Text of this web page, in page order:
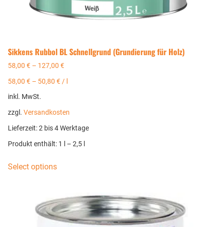
Sikkens Rubbol BL Schnellgrund (Grundierung für Holz)
58,00 € – 127,00 €
58,00 € – 50,80 € /
inkl. MwSt.
zzgl. Versandkosten
Lieferzeit:2 bis 4 Werktage
Produkt enthält: 1 l – 2,5 l
Select options